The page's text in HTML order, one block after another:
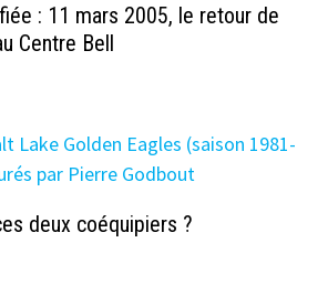
: 11 mars 2005, le retour de
Centre Bell
deux coéquipiers ?